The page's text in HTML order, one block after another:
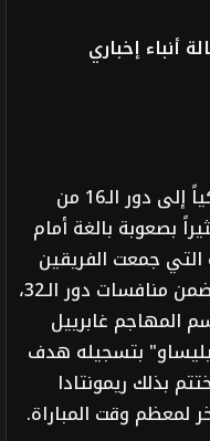
أنباء إخباري
انتزع منتخب البرازيل تأهلاً دراماتيكياً إلى دور الـ16 من
مثيراً بصعوبة بالغة أمام
2-1. المباراة التي جمعت الفريقين
اليوم الاثنين على ملعب هيوستن ضمن منافسات دور الـ32،
غابرييل
بتسجيله هدف
في الدقيقة 90+6، ليختتم بذلك ريمونتادا
لمعظم وقت المباراة.